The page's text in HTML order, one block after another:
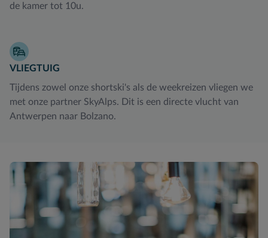
de kamer tot 10u.
VLIEGTUIG
Tijdens zowel onze shortski's als de weekreizen vliegen we
met onze partner SkyAlps. Dit is een directe vlucht van
Antwerpen naar Bolzano.